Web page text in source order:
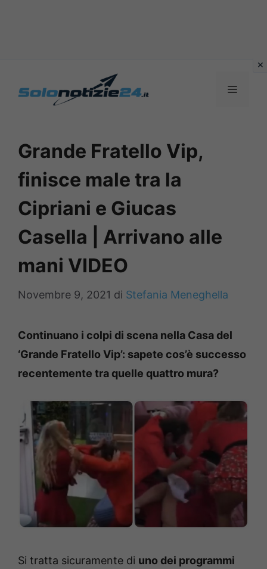
MENU
Grande Fratello Vip,
finisce male tra la
Cipriani e Giucas
Casella | Arrivano alle
mani VIDEO
Novembre 9, 2021 di Stefania Meneghella
Continuano i colpi di scena nella Casa del
‘Grande Fratello Vip’: sapete cos’è successo
recentemente tra quelle quattro mura?
Si tratta sicuramente di uno dei programmi